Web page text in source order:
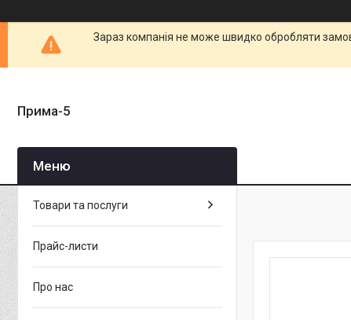
Зараз компанія не може швидко обробляти
Прима-5
Товари та послуги
Прайс-листи
Про нас